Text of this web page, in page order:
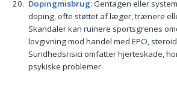
Dopingmisbrug: Gentagen eller
doping, ofte støttet af læger, trænere
Skandaler kan ruinere sportsgrenes
lovgivning mod handel med EPO,
Sundhedsrisici omfatter hjerteskade,
psykiske problemer.